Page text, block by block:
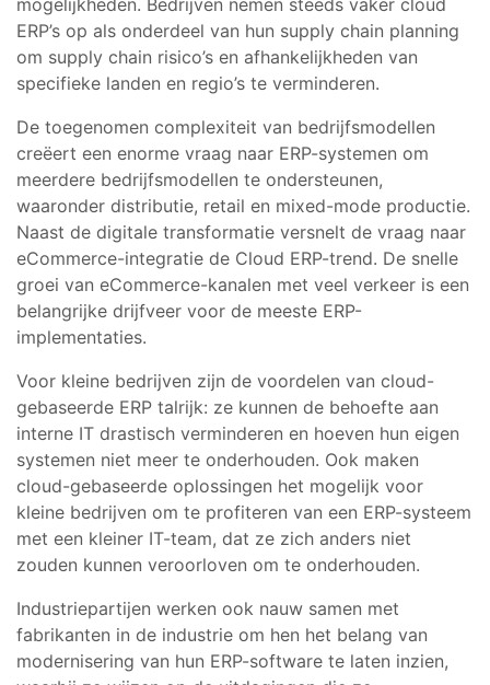
ERP’s op als onderdeel van hun supply chain planning
om supply chain risico’s en afhankelijkheden van
specifieke landen en regio’s te verminderen.
De toegenomen complexiteit van bedrijfsmodellen
creëert een enorme vraag naar ERP-systemen om
meerdere bedrijfsmodellen te ondersteunen,
waaronder distributie, retail en mixed-mode productie.
Naast de digitale transformatie versnelt de vraag naar
eCommerce-integratie de Cloud ERP-trend. De snelle
groei van eCommerce-kanalen met veel verkeer is een
belangrijke drijfveer voor de meeste ERP-
implementaties.
Voor kleine bedrijven zijn de voordelen van cloud-
gebaseerde ERP talrijk: ze kunnen de behoefte aan
interne IT drastisch verminderen en hoeven hun eigen
systemen niet meer te onderhouden. Ook maken
cloud-gebaseerde oplossingen het mogelijk voor
kleine bedrijven om te profiteren van een ERP-systeem
met een kleiner IT-team, dat ze zich anders niet
zouden kunnen veroorloven om te onderhouden.
Industriepartijen werken ook nauw samen met
fabrikanten in de industrie om hen het belang van
modernisering van hun ERP-software te laten inzien,